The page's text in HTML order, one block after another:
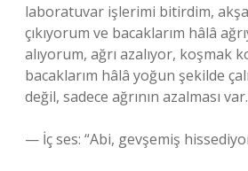
laboratuvar işlerimi bitirdim,
çıkıyorum ve bacaklarım hâlâ
alıyorum, ağrı azalıyor, koşmak
bacaklarım hâlâ yoğun şekilde
değil, sadece ağrının azalması var.
— İç ses: “Abi, gevşemiş